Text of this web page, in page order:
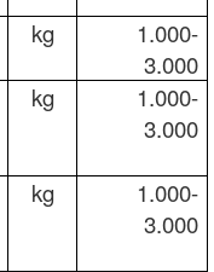
kg
1.000-
3.000
kg
1.000-
3.000
kg
1.000-
3.000